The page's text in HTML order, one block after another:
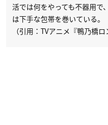
活では何をやっても不器用で
は下手な包帯を巻いている。
（引用：TVアニメ『鴨乃橋ロ